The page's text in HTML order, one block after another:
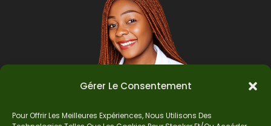
Gérer Le Consentement
Pour Offrir Les Meilleures Expériences, Nous Utilisons Des